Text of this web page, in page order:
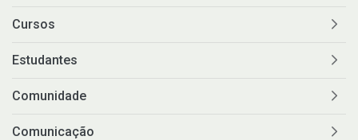
Cursos
Estudantes
Comunidade
Comunicação